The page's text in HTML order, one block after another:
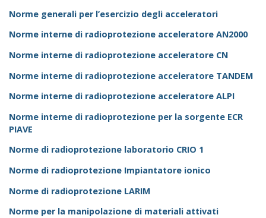
Norme generali per l’esercizio degli acceleratori
Norme interne di radioprotezione acceleratore AN2000
Norme interne di radioprotezione acceleratore CN
Norme interne di radioprotezione acceleratore TANDEM
Norme interne di radioprotezione acceleratore ALPI
Norme interne di radioprotezione per la sorgente ECR
PIAVE
Norme di radioprotezione laboratorio CRIO 1
Norme di radioprotezione Impiantatore ionico
Norme di radioprotezione LARIM
Norme per la manipolazione di materiali attivati